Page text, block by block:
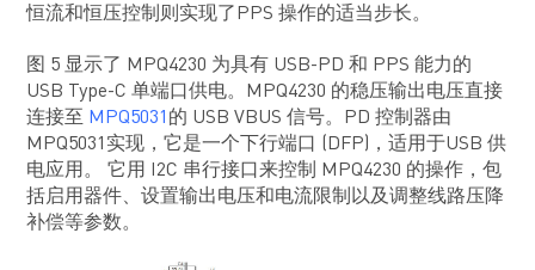
恒流和恒压控制则实现了PPS 操作的适当步长。
图 5 显示了 MPQ4230 为具有 USB-PD 和 PPS 能力的
USB Type-C 单端口供电。MPQ4230 的稳压输出电压直接
连接至 MPQ5031 的 USB VBUS 信号。PD 控制器由
MPQ5031实现，它是一个下行端口 (DFP)，适用于USB 供
电应用。 它用 I2C 串行接口来控制 MPQ4230 的操作，包
括启用器件、设置输出电压和电流限制以及调整线路压降
补偿等参数。